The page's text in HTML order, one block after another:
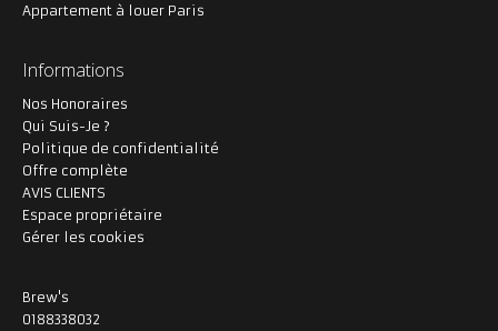
Appartement à louer Paris
Informations
Nos Honoraires
Qui Suis-Je ?
Politique de confidentialité
Offre complète
AVIS CLIENTS
Espace propriétaire
Gérer les cookies
Brew's
0188338032